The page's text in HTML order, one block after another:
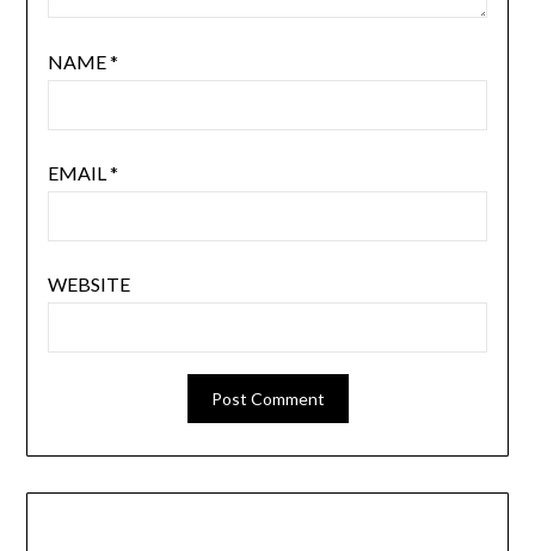
NAME*
EMAIL*
WEBSITE